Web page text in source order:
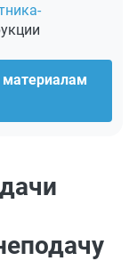
материалам